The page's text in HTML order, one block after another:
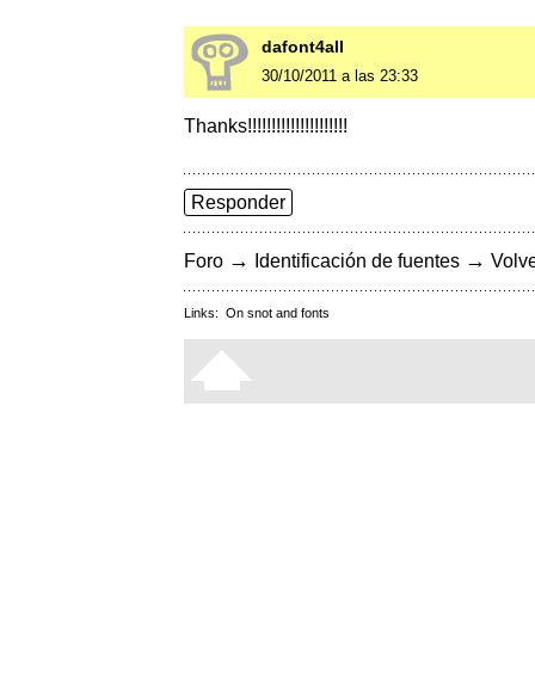
dafont4all
30/10/2011 a las 23:33
Thanks!!!!!!!!!!!!!!!!!!!!!
Responder
Foro → Identificación de fuentes →
Links: On snot and fonts